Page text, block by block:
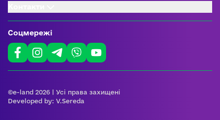
Соцмережі
©e-land 2026 | Усі права захищені
Developed by: V.Sereda